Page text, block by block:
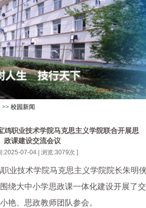
>> 校园新闻
鸡职业技术学院马克思主义学院联合开展思
政课建设交流会议
:2025-07-04 | 浏览:3079次 ]
业技术学院马克思主义学院院长朱明
绕大中小学思政课一体化建设开展了
艳、思政教师团队参会。